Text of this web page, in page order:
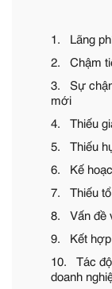
1. Lãng
2. Chậm
3. Sự
mới
4. Thiếu
5. Thiếu
6. Kế
7. Thiếu tổ
8. Vấn đề
9. Kết hợp
10. Tác
doanh